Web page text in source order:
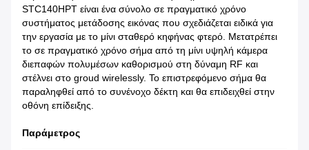
STC140HPT είναι ένα σύνολο σε πραγματικό χρόνο
συστήματος μετάδοσης εικόνας που σχεδιάζεται ειδικά για
την εργασία με το μίνι σταθερό κηφήνας φτερό. Μετατρέπει
το σε πραγματικό χρόνο σήμα από τη μίνι υψηλή κάμερα
διεπαφών πολυμέσων καθορισμού στη δύναμη RF και
στέλνει στο groud wirelessly. Το επιστρεφόμενο σήμα θα
παραληφθεί από το συνένοχο δέκτη και θα επιδειχθεί στην
οθόνη επίδειξης.
Παράμετρος